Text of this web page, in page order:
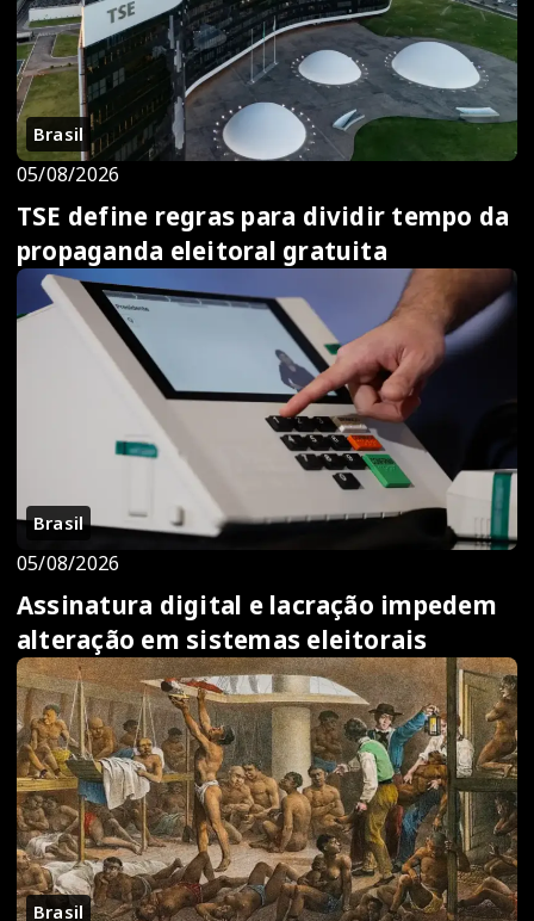
Brasil
05/08/2026
TSE define regras para dividir tempo da
propaganda eleitoral gratuita
Brasil
05/08/2026
Assinatura digital e lacração impedem
alteração em sistemas eleitorais
Brasil